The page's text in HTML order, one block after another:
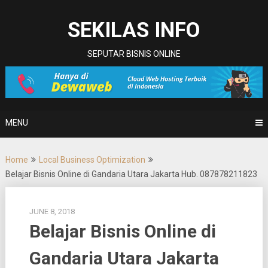
SEKILAS INFO
SEPUTAR BISNIS ONLINE
MENU
Home
Local Business Optimization
Belajar Bisnis Online di Gandaria Utara Jakarta Hub. 087878211823
JUNE 8, 2018
Belajar Bisnis Online di
Gandaria Utara Jakarta